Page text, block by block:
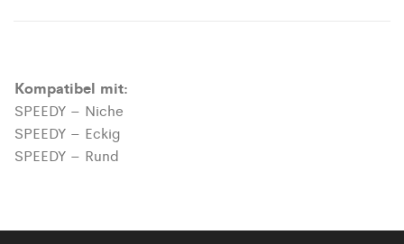
Kompatibel mit:
SPEEDY – Niche
SPEEDY – Eckig
SPEEDY – Rund